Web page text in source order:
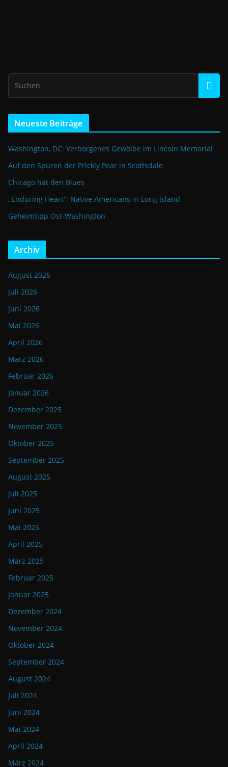
Neueste Beiträge
Washington, DC: Verborgenes Gewölbe im Lincoln Memorial
Auf den Spuren der Prickly Pear in Scottsdale
Chicago hat den Blues
„Enduring Heart“: Native Americans in Long Island
Geheimtipp Ost-Washington
Archiv
August 2026
Juli 2026
Juni 2026
Mai 2026
April 2026
März 2026
Februar 2026
Januar 2026
Dezember 2025
November 2025
Oktober 2025
September 2025
August 2025
Juli 2025
Juni 2025
Mai 2025
April 2025
März 2025
Februar 2025
Januar 2025
Dezember 2024
November 2024
Oktober 2024
September 2024
August 2024
Juli 2024
Juni 2024
Mai 2024
April 2024
März 2024